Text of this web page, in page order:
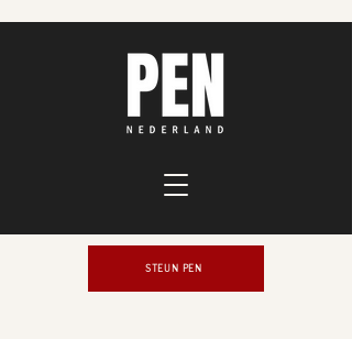
STEUN PEN